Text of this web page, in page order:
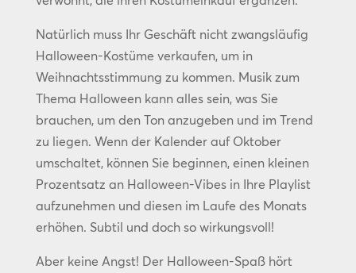
Natürlich muss Ihr Geschäft nicht zwangsläufig
Halloween-Kostüme verkaufen, um in
Weihnachtsstimmung zu kommen. Musik zum
Thema Halloween kann alles sein, was Sie
brauchen, um den Ton anzugeben und im Trend
zu liegen. Wenn der Kalender auf Oktober
umschaltet, können Sie beginnen, einen kleinen
Prozentsatz an Halloween-Vibes in Ihre Playlist
aufzunehmen und diesen im Laufe des Monats
erhöhen. Subtil und doch so wirkungsvoll!
Aber keine Angst! Der Halloween-Spaß hört